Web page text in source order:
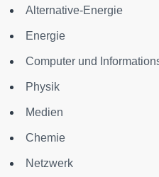
Alternative-Energie
Energie
Computer und
Physik
Medien
Chemie
Netzwerk